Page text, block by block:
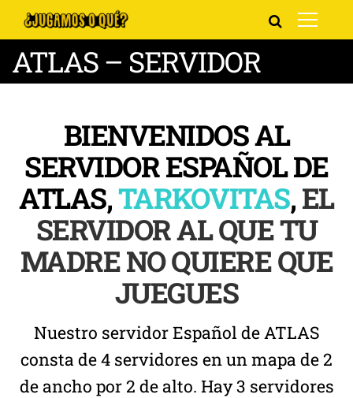
ATLAS – SERVIDOR
BIENVENIDOS AL
SERVIDOR ESPAÑOL DE
ATLAS,TARKOVITAS,EL
SERVIDOR AL QUE TU
MADRE NO QUIERE QUE
JUEGUES
Nuestro servidor Español de ATLAS
consta de 4 servidores en un mapa de 2
de ancho por 2 de alto. Hay 3 servidores